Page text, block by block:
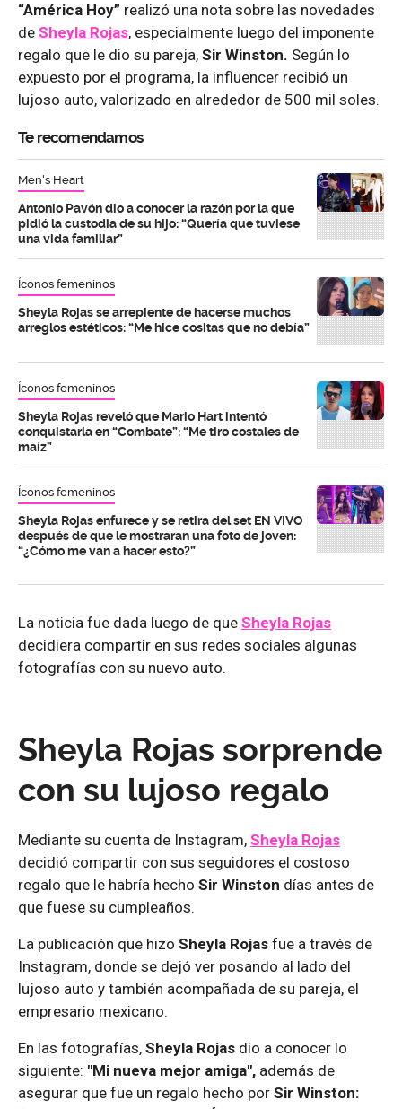
“América Hoy” realizó una nota sobre las novedades
de Sheyla Rojas, especialmente luego del imponente
regalo que le dio su pareja, Sir Winston. Según lo
expuesto por el programa, la influencer recibió un
lujoso auto, valorizado en alrededor de 500 mil soles.
Te recomendamos
Men's Heart
Antonio Pavón dio a conocer la razón por la que
pidió la custodia de su hijo: “Quería que tuviese
una vida familiar”
Íconos femeninos
Sheyla Rojas se arrepiente de hacerse muchos
arreglos estéticos: “Me hice cositas que no debía”
Íconos femeninos
Sheyla Rojas reveló que Mario Hart intentó
conquistarla en “Combate”: “Me tiro costales de
maíz”
Íconos femeninos
Sheyla Rojas enfurece y se retira del set EN VIVO
después de que le mostraran una foto de joven:
“¿Cómo me van a hacer esto?”
La noticia fue dada luego de que Sheyla Rojas
decidiera compartir en sus redes sociales algunas
fotografías con su nuevo auto.
Sheyla Rojas sorprende
con su lujoso regalo
Mediante su cuenta de Instagram, Sheyla Rojas
decidió compartir con sus seguidores el costoso
regalo que le habría hecho Sir Winston días antes de
que fuese su cumpleaños.
La publicación que hizo Sheyla Rojas fue a través de
Instagram, donde se dejó ver posando al lado del
lujoso auto y también acompañada de su pareja, el
empresario mexicano.
En las fotografías, Sheyla Rojas dio a conocer lo
siguiente: "Mi nueva mejor amiga", además de
asegurar que fue un regalo hecho por Sir Winston: